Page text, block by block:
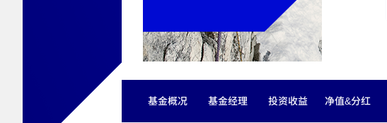
基金概况 基金经理 投资收益 净值&分红